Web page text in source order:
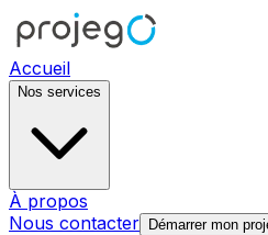
Accueil
Nos services
À propos
Nous contacter
Démarrer mon